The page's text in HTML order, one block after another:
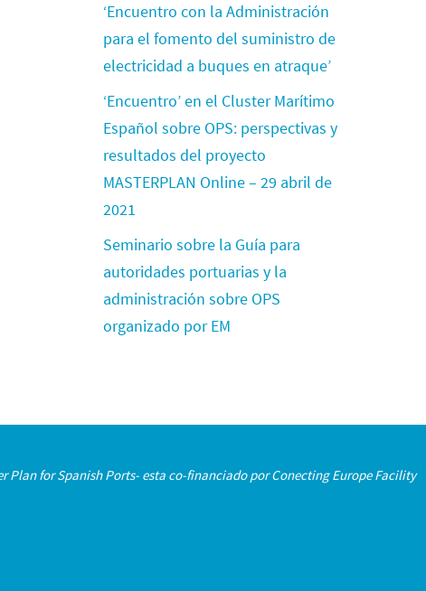
‘Encuentro con la Administración
para el fomento del suministro de
electricidad a buques en atraque’
‘Encuentro’ en el Cluster Marítimo
Español sobre OPS: perspectivas y
resultados del proyecto
MASTERPLAN Online – 29 abril de
2021
Seminario sobre la Guía para
autoridades portuarias y la
administración sobre OPS
organizado por EM
Plan for Spanish Ports- esta co-financiado por Conecting Europe Facility